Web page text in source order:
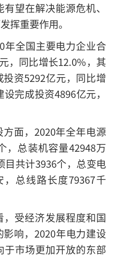
望在解决能源危机、
挥重要作用。
年全国主要电力企业合
，同比增长12.0%，其
资5292亿元，同比增
完成投资4896亿元，
面，2020年全年电源
，总装机容量42948万
目共计3936个，总变电
，总线路长度79367千
，受经济发展程度和国
响，2020年电力建设
市场更加开放的东部